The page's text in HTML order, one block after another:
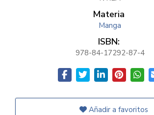
Materia
Manga
ISBN:
978-84-17292-87-4
Añadir a favoritos